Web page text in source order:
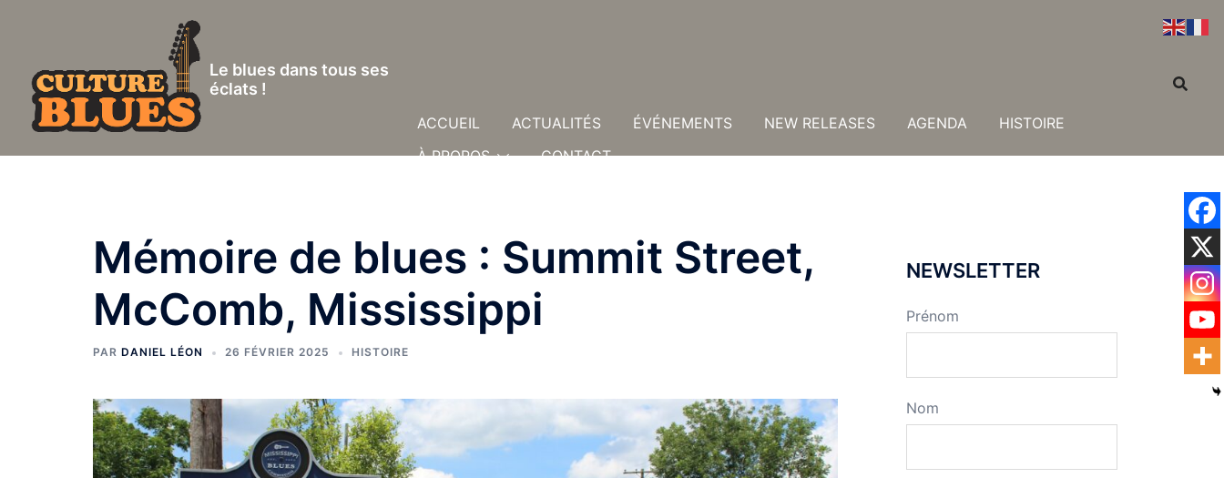
Le blues dans tous ses
éclats !
ACCUEIL ACTUALITÉS ÉVÉNEMENTS NEW RELEASES AGENDA
HISTOIRE
À PROPOS
CONTACT
Mémoire de blues : Summit Street,
McComb, Mississippi
PAR DANIEL LÉON 26 FÉVRIER 2025 HISTOIRE
NEWSLETTER
Prénom
Nom